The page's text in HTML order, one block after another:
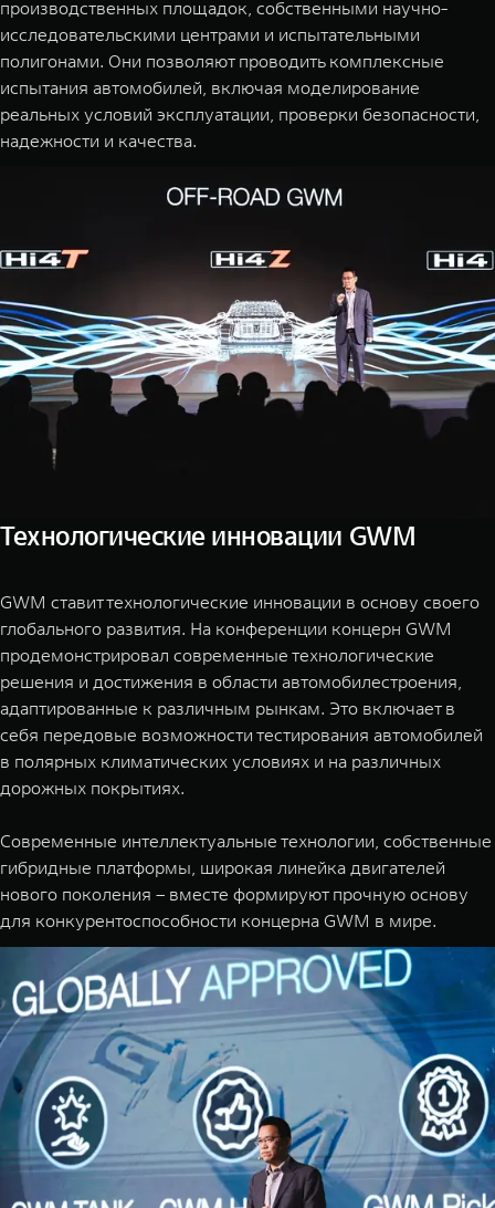
производственных площадок, собственными научно-
исследовательскими центрами и испытательными
полигонами. Они позволяют проводить комплексные
испытания автомобилей, включая моделирование
реальных условий эксплуатации, проверки безопасности,
надежности и качества.
Технологические инновации GWM
GWM ставит технологические инновации в основу своего
глобального развития. На конференции концерн GWM
продемонстрировал современные технологические
решения и достижения в области автомобилестроения,
адаптированные к различным рынкам. Это включает в
себя передовые возможности тестирования автомобилей
в полярных климатических условиях и на различных
дорожных покрытиях.
Современные интеллектуальные технологии, собственные
гибридные платформы, широкая линейка двигателей
нового поколения – вместе формируют прочную основу
для конкурентоспособности концерна GWM в мире.